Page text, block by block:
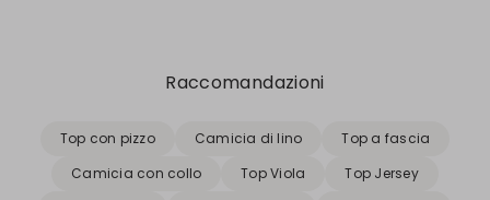
Raccomandazioni
Top con pizzo Camicia di lino
Top a fascia
Camicia con collo
Top Viola
Top Jersey